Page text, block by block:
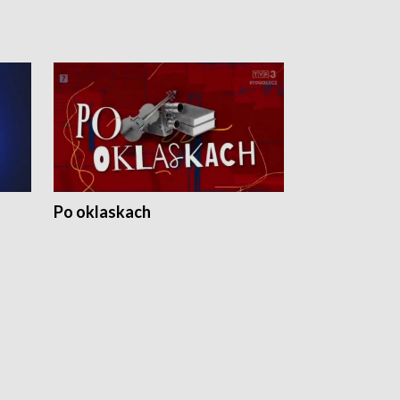
Po oklaskach